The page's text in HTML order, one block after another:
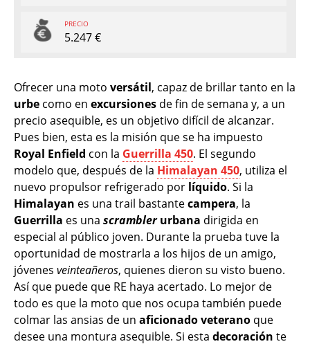
PRECIO
5.247 €
Ofrecer una moto versátil, capaz de brillar tanto en la
urbe como en excursiones de fin de semana y, a un
precio asequible, es un objetivo difícil de alcanzar.
Pues bien, esta es la misión que se ha impuesto
Royal Enfield con la Guerrilla 450. El segundo
modelo que, después de la Himalayan 450, utiliza el
nuevo propulsor refrigerado por líquido. Si la
Himalayan es una trail bastantecampera, la
Guerrilla es una scrambler urbana dirigida en
especial al público joven. Durante la prueba tuve la
oportunidad de mostrarla a los hijos de un amigo,
jóvenes veinteañeros, quienes dieron su visto bueno.
Así que puede que RE haya acertado. Lo mejor de
todo es que la moto que nos ocupa también puede
colmar las ansias de un aficionadoveterano que
desee una montura asequible. Si esta decoración te